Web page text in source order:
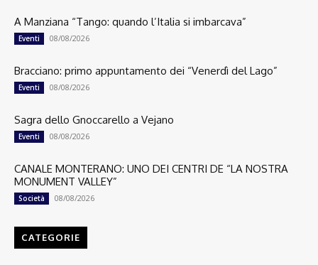
A Manziana “Tango: quando l’Italia si imbarcava”
Eventi 08/08/2026
Bracciano: primo appuntamento dei “Venerdì del Lago”
Eventi 08/08/2026
Sagra dello Gnoccarello a Vejano
Eventi 08/08/2026
CANALE MONTERANO: UNO DEI CENTRI DE “LA NOSTRA
MONUMENT VALLEY”
Società 08/08/2026
CATEGORIE